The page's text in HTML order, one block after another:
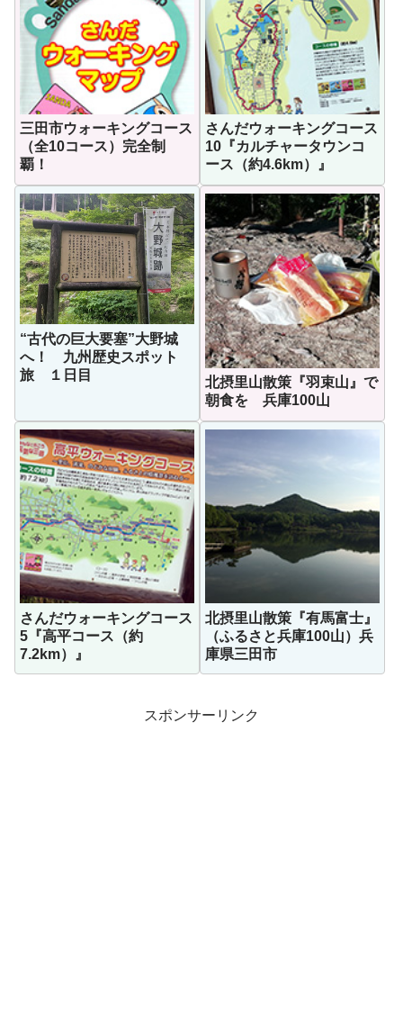
三田市ウォーキングコース
（全10コース）完全制
覇！
さんだウォーキングコース
10『カルチャータウンコ
ース（約4.6km）』
“古代の巨大要塞”大野城
へ！ 九州歴史スポット
旅 １日目
北摂里山散策『羽束山』で
朝食を 兵庫100山
さんだウォーキングコース
5『高平コース（約
7.2km）』
北摂里山散策『有馬富士』
（ふるさと兵庫100山）兵
庫県三田市
スポンサーリンク